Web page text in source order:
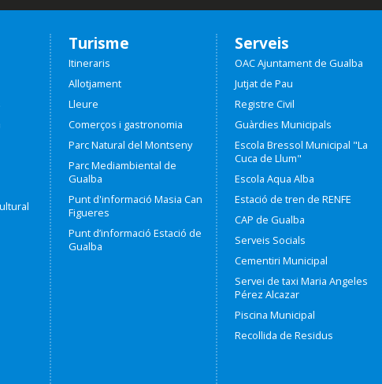
Turisme
Itineraris
Allotjament
Lleure
Comerços i gastronomia
Parc Natural del Montseny
Parc Mediambiental de
Gualba
Punt d'informació Masia Can
Figueres
Punt d’informació Estació de
Gualba
Serveis
OAC Ajuntament de Gualba
Jutjat de Pau
Registre Civil
Guàrdies Municipals
Escola Bressol Municipal "La
Cuca de Llum"
Escola Aqua Alba
Estació de tren de RENFE
CAP de Gualba
Serveis Socials
Cementiri Municipal
Servei de taxi Maria Angeles
Pérez Alcazar
Piscina Municipal
Recollida de Residus